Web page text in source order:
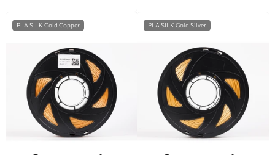
PLA SILK Gold Copper PLA SILK Gold Silver